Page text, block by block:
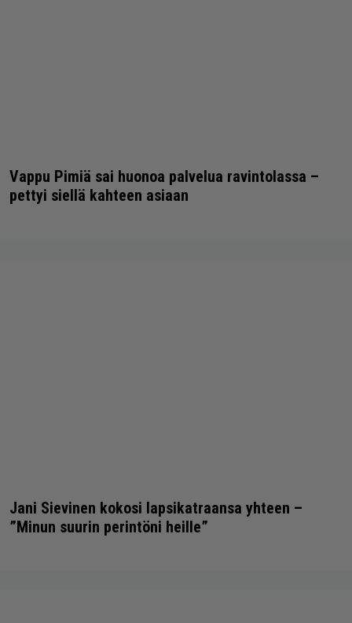
Vappu Pimiä sai huonoa palvelua ravintolassa –
pettyi siellä kahteen asiaan
Jani Sievinen kokosi lapsikatraansa yhteen –
”Minun suurin perintöni heille”